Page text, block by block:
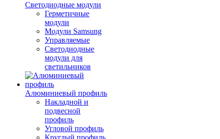
Светодиодные модули
Герметичные
модули
Модули Samsung
Управляемые
Светодиодные
модули для
светильников
Алюминиевый профиль
Накладной и
подвесной
профиль
Угловой профиль
Круглый профиль